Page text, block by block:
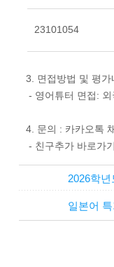
23101054
3. 면접방법 및 평가
- 영어튜터 면접:
4. 문의 : 카카오톡
- 친구추가 바로가
2026학
일본어